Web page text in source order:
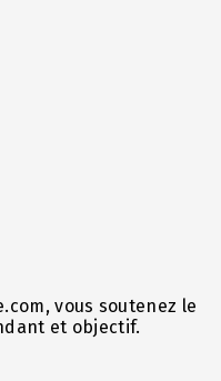
vous soutenez le
et objectif.